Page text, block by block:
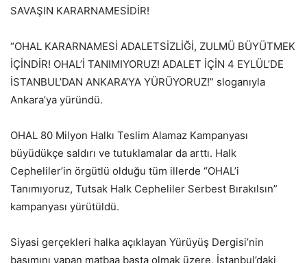
SAVAŞIN KARARNAMESİDİR!
“OHAL KARARNAMESİ ADALETSİZLİĞİ, ZULMÜ BÜYÜTMEK
İÇİNDİR! OHAL’İ TANIMIYORUZ! ADALET İÇİN 4 EYLÜL’DE
İSTANBUL’DAN ANKARA’YA YÜRÜYORUZ!” sloganıyla
Ankara’ya yüründü.
OHAL 80 Milyon Halkı Teslim Alamaz Kampanyası
büyüdükçe saldırı ve tutuklamalar da arttı. Halk
Cepheliler’in örgütlü olduğu tüm illerde “OHAL’i
Tanımıyoruz, Tutsak Halk Cepheliler Serbest Bırakılsın”
kampanyası yürütüldü.
Siyasi gerçekleri halka açıklayan Yürüyüş Dergisi’nin
basımını yapan matbaa başta olmak üzere, İstanbul’daki